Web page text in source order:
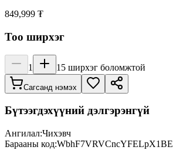
849,999 ₮
Тоо ширхэг
1 15 ширхэг боломжтой
Сагсанд нэмэх
Бүтээгдэхүүний дэлгэрэнгүй
Ангилал:Чихэвч
Барааны код:WbhF7VRVCncYFELpX1BE